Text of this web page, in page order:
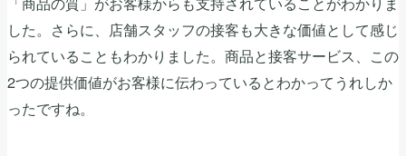
した。さらに、店舗スタッフの接客も大きな価値として感じ
られていることもわかりました。商品と接客サービス、この
2つの提供価値がお客様に伝わっているとわかってうれしか
ったですね。